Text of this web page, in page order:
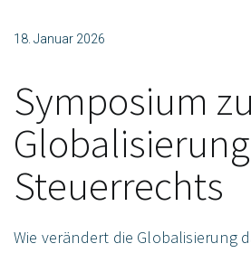
18. Januar 2026
Symposium
Steuerrechts
Wie verändert die Globalisierung